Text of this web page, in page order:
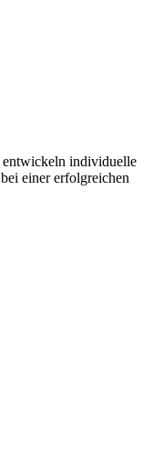
entwickeln individuelle
einer erfolgreichen